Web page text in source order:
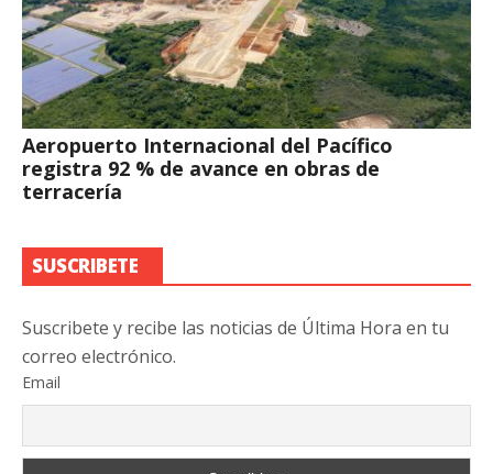
Aeropuerto Internacional del Pacífico
registra 92 % de avance en obras de
terracería
SUSCRIBETE
Suscribete y recibe las noticias de Última Hora en tu
correo electrónico.
Email